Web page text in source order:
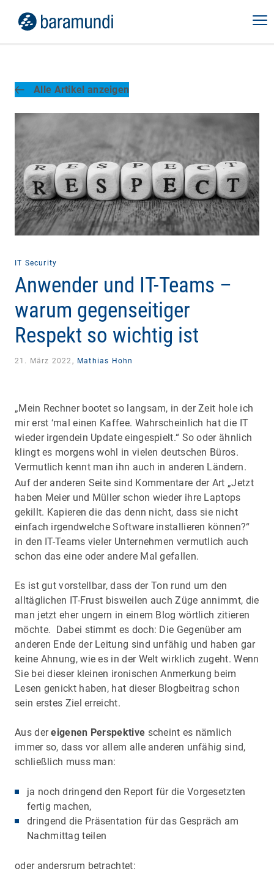
Alle Artikel anzeigen
IT Security
Anwender und IT-Teams –
warum gegenseitiger
Respekt so wichtig ist
21. März 2022, Mathias Hohn
„Mein Rechner bootet so langsam, in der Zeit hole ich
mir erst ‘mal einen Kaffee. Wahrscheinlich hat die IT
wieder irgendein Update eingespielt.“ So oder ähnlich
klingt es morgens wohl in vielen deutschen Büros.
Vermutlich kennt man ihn auch in anderen Ländern.
Auf der anderen Seite sind Kommentare der Art „Jetzt
haben Meier und Müller schon wieder ihre Laptops
gekillt. Kapieren die das denn nicht, dass sie nicht
einfach irgendwelche Software installieren können?“
in den IT-Teams vieler Unternehmen vermutlich auch
schon das eine oder andere Mal gefallen.
Es ist gut vorstellbar, dass der Ton rund um den
alltäglichen IT-Frust bisweilen auch Züge annimmt, die
man jetzt eher ungern in einem Blog wörtlich zitieren
möchte. Dabei stimmt es doch: Die Gegenüber am
anderen Ende der Leitung sind unfähig und haben gar
keine Ahnung, wie es in der Welt wirklich zugeht. Wenn
Sie bei dieser kleinen ironischen Anmerkung beim
Lesen genickt haben, hat dieser Blogbeitrag schon
sein erstes Ziel erreicht.
Aus dereigenen Perspektive scheint es nämlich
immer so, dass vor allem alle anderen unfähig sind,
schließlich muss man:
ja noch dringend den Report für die Vorgesetzten
fertig machen,
dringend die Präsentation für das Gespräch am
Nachmittag teilen
oder andersrum betrachtet: